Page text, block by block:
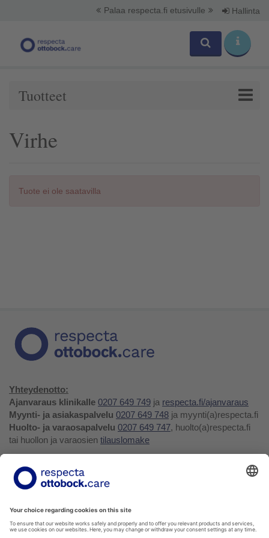
Palaa respecta.fi etusivulle Hallinta
Tuotteet
Virhe
Tuote ei ole saatavilla
Yhteydenotto:
Ajanvaraus klinikalle 0207 649 749 ja respecta.fi/ajanvaraus
Myynti- ja asiakaspalvelu 0207 649 748 ja myynti(a)respecta.fi
Huolto- ja varaosapalvelu 0207 649 747, huolto(a)respecta.fi
tai huollon ja varaosien tilauslomake
Facebook
Youtube
Tietosuojakäytäntö
Privacy Policy
Soittohinnat oman operaattorin matkapuhelin- tai
paikallispuhelumaksun mukaisesti.